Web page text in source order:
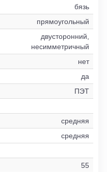
бязь
прямоугольный
двусторонний,
несимметричный
нет
да
ПЭТ
средняя
средняя
55